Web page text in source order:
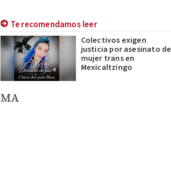
Te recomendamos leer
Colectivos exigen
justicia por asesinato de
mujer trans en
Mexicaltzingo
MA